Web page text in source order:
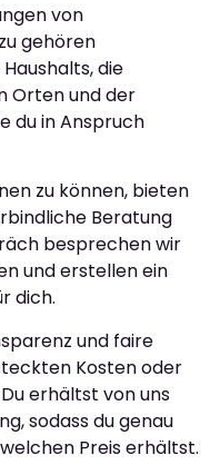
von
gehören
die
Orten und der
du in Anspruch
zu können, bieten
Beratung
besprechen wir
und erstellen ein
dich.
und faire
Kosten oder
erhältst von uns
sodass du genau
Preis erhältst.